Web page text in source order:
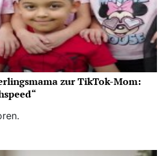
zur TikTok-Mom: